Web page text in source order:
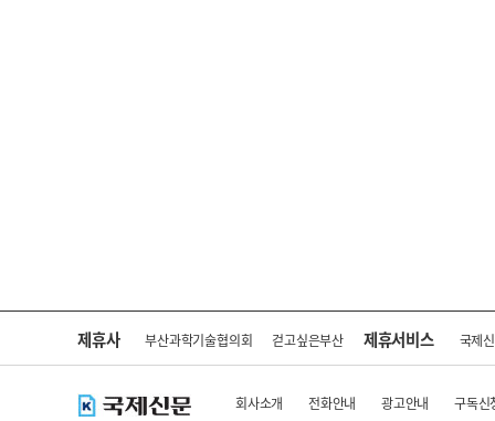
제휴사 부산과학기술협의회 걷고싶은부산 제휴서비스 국제
회사소개 전화안내 광고안내
구독신